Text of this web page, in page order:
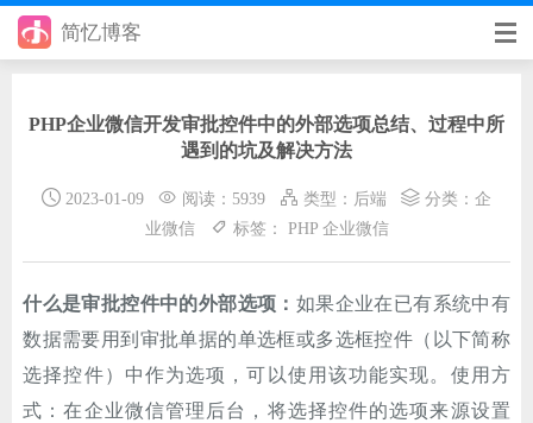
简忆博客
前端
后端
日记
其它
在线工具
PHP企业微信开发审批控件中的外部选项总结、过程中所
遇到的坑及解决方法
2023-01-09 阅读：5939 类型： 后端 分类： 企
业微信
标签： PHP 企业微信
什么是审批控件中的外部选项： 如果企业在已有系统中有
数据需要用到审批单据的单选框或多选框控件（以下简称
选择控件）中作为选项，可以使用该功能实现。使用方
式：在企业微信管理后台，将选择控件的选项来源设置